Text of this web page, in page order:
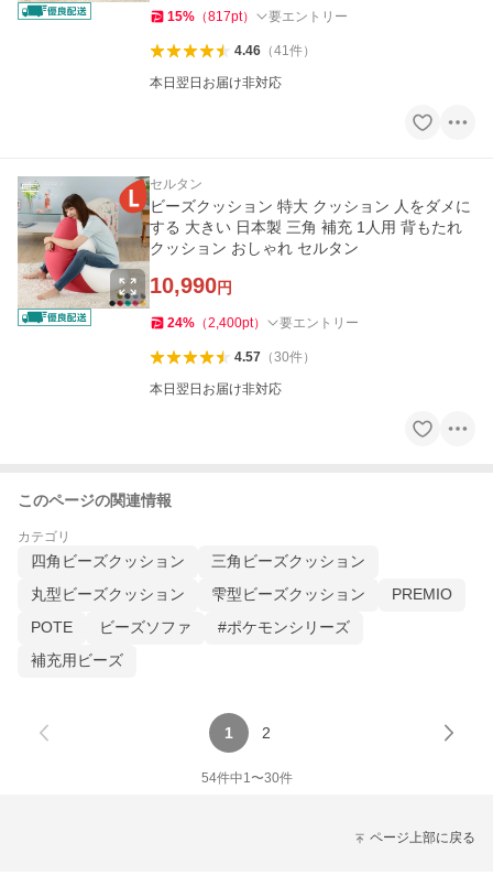
15% （817pt） 要エントリー
4.46（41件）
本日翌日お届け非対応
セルタン
ビーズクッション 特大 クッション 人をダメに
する 大きい 日本製 三角 補充 1人用 背もたれ
クッション おしゃれ セルタン
10,990円
24% （2,400pt） 要エントリー
4.57（30件）
本日翌日お届け非対応
このページの関連情報
カテゴリ
四角ビーズクッション
三角ビーズクッション
丸型ビーズクッション
雫型ビーズクッション
PREMIO
POTE
ビーズソファ
#ポケモンシリーズ
補充用ビーズ
1 2
54件中1〜30件
ページ上部に戻る